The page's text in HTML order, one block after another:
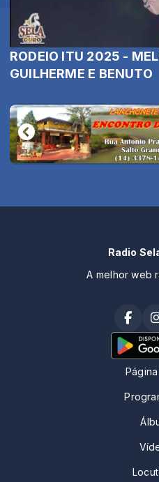
RODEIO ITU 2025 -
GUILHERME E BENUTO
Radio
A melhor web